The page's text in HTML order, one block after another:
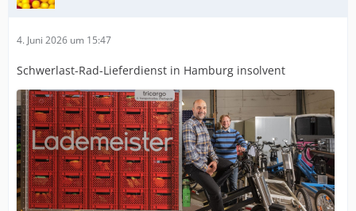
4. Juni 2026 um 15:47
Schwerlast-Rad-Lieferdienst in Hamburg insolvent